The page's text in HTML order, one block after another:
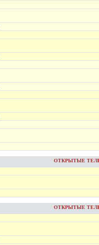
ОТКРЫТЫЕ
ОТКРЫТЫЕ